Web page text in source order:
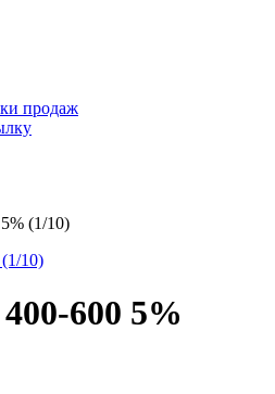
продаж
(1/10)
600 5%